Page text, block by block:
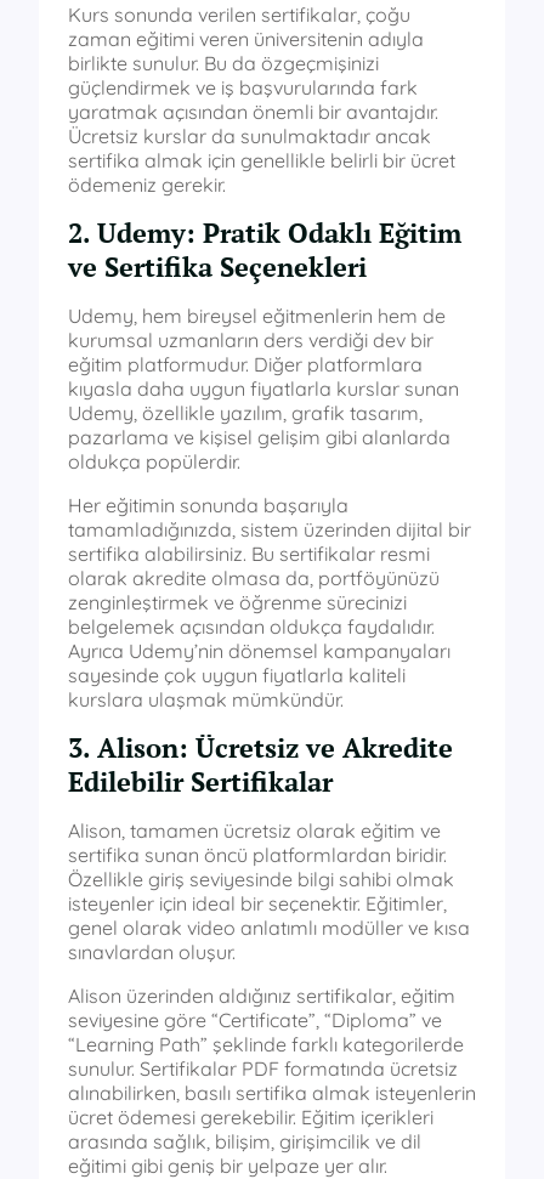
Kurs sonunda verilen sertifikalar, çoğu
zaman eğitimi veren üniversitenin adıyla
birlikte sunulur. Bu da özgeçmişinizi
güçlendirmek ve iş başvurularında fark
yaratmak açısından önemli bir avantajdır.
Ücretsiz kurslar da sunulmaktadır ancak
sertifika almak için genellikle belirli bir ücret
ödemeniz gerekir.
2. Udemy: Pratik Odaklı Eğitim
ve Sertifika Seçenekleri
Udemy, hem bireysel eğitmenlerin hem de
kurumsal uzmanların ders verdiği dev bir
eğitim platformudur. Diğer platformlara
kıyasla daha uygun fiyatlarla kurslar sunan
Udemy, özellikle yazılım, grafik tasarım,
pazarlama ve kişisel gelişim gibi alanlarda
oldukça popülerdir.
Her eğitimin sonunda başarıyla
tamamladığınızda, sistem üzerinden dijital bir
sertifika alabilirsiniz. Bu sertifikalar resmi
olarak akredite olmasa da, portföyünüzü
zenginleştirmek ve öğrenme sürecinizi
belgelemek açısından oldukça faydalıdır.
Ayrıca Udemy’nin dönemsel kampanyaları
sayesinde çok uygun fiyatlarla kaliteli
kurslara ulaşmak mümkündür.
3. Alison: Ücretsiz ve Akredite
Edilebilir Sertifikalar
Alison, tamamen ücretsiz olarak eğitim ve
sertifika sunan öncü platformlardan biridir.
Özellikle giriş seviyesinde bilgi sahibi olmak
isteyenler için ideal bir seçenektir. Eğitimler,
genel olarak video anlatımlı modüller ve kısa
sınavlardan oluşur.
Alison üzerinden aldığınız sertifikalar, eğitim
seviyesine göre “Certificate”, “Diploma” ve
“Learning Path” şeklinde farklı kategorilerde
sunulur. Sertifikalar PDF formatında ücretsiz
alınabilirken, basılı sertifika almak isteyenlerin
ücret ödemesi gerekebilir. Eğitim içerikleri
arasında sağlık, bilişim, girişimcilik ve dil
eğitimi gibi geniş bir yelpaze yer alır.